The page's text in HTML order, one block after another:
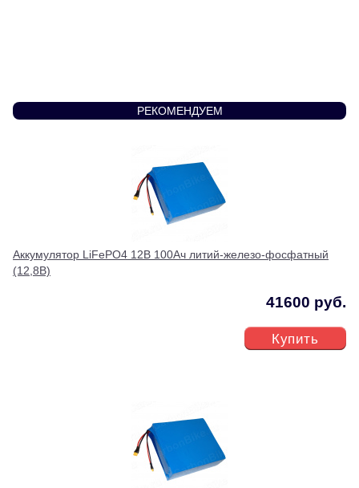
РЕКОМЕНДУЕМ
Аккумулятор LiFePO4 12В 100Ач литий-железо-фосфатный
(12,8В)
41600 руб.
Купить